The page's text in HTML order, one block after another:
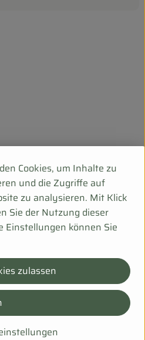
& Co. KG
aus dem LOGONA einst
bis heute. Als
wir seit 45 Jahren
und wirkungsvolle Kraft der
von LOGONA findet sich der
wieder. Aus stetiger
Verbesserung ist ein
und zertifizierter
mit der wir unsere Haltung
Cookies, um Inhalte zu
und die Zugriffe auf
zu analysieren. Mit Klick
Sie der Nutzung dieser
Einstellungen können Sie
zulassen